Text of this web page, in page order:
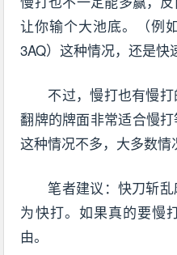
让你输个大池底。（例
3AQ）这种情况，还是快
不过，慢打也有慢打
翻牌的牌面非常适合慢打
这种情况不多，大多数情
笔者建议：快刀斩
为快打。如果真的要慢
由。